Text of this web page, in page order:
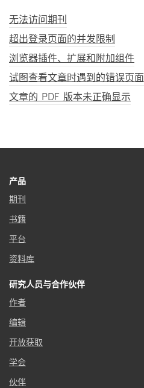
无法访问期刊
超出登录页面的并发限制
浏览器插件、扩展和附加组件
试图查看文章时遇到的错误页面
文章的 PDF 版本未正确显示
产品
期刊
书籍
平台
资料库
研究人员与合作伙伴
作者
编辑
开放获取
学会
伙伴